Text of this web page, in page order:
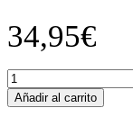
34,95€
Tankschutzfolie
Tankpad
passend
Añadir al carrito